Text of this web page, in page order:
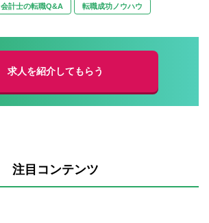
会計士の転職Q&A 転職成功ノウハウ
求人を紹介してもらう
注目コンテンツ